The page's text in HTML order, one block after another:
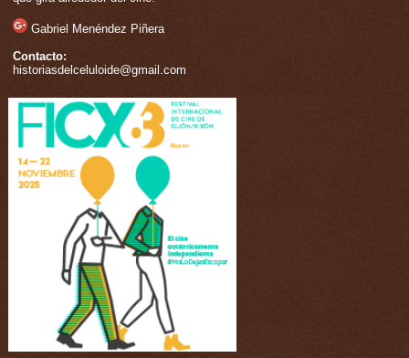
Gabriel Menéndez Piñera
Contacto:
historiasdelceluloide@gmail.com